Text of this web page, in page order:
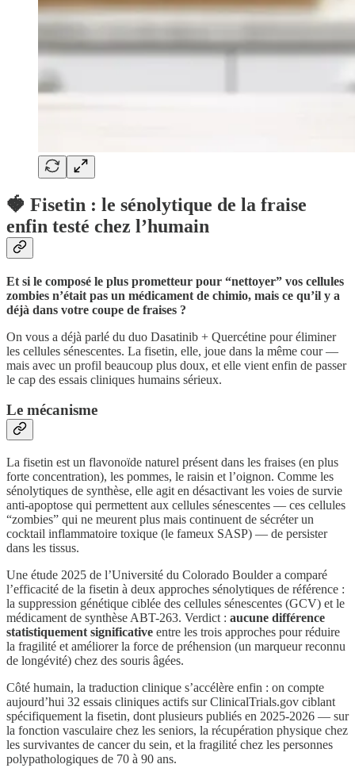
🍓 Fisetin : le sénolytique de la fraise
enfin testé chez l’humain
Et si le composé le plus prometteur pour “nettoyer” vos cellules
zombies n’était pas un médicament de chimio, mais ce qu’il y a
déjà dans votre coupe de fraises ?
On vous a déjà parlé du duo Dasatinib + Quercétine pour éliminer
les cellules sénescentes. La fisetin, elle, joue dans la même cour —
mais avec un profil beaucoup plus doux, et elle vient enfin de passer
le cap des essais cliniques humains sérieux.
Le mécanisme
La fisetin est un flavonoïde naturel présent dans les fraises (en plus
forte concentration), les pommes, le raisin et l’oignon. Comme les
sénolytiques de synthèse, elle agit en désactivant les voies de survie
anti-apoptose qui permettent aux cellules sénescentes — ces cellules
“zombies” qui ne meurent plus mais continuent de sécréter un
cocktail inflammatoire toxique (le fameux SASP) — de persister
dans les tissus.
Une étude 2025 de l’Université du Colorado Boulder a comparé
l’efficacité de la fisetin à deux approches sénolytiques de référence :
la suppression génétique ciblée des cellules sénescentes (GCV) et le
médicament de synthèse ABT-263. Verdict : aucune différence
statistiquement significative entre les trois approches pour réduire
la fragilité et améliorer la force de préhension (un marqueur reconnu
de longévité) chez des souris âgées.
Côté humain, la traduction clinique s’accélère enfin : on compte
aujourd’hui 32 essais cliniques actifs sur ClinicalTrials.gov ciblant
spécifiquement la fisetin, dont plusieurs publiés en 2025-2026 — sur
la fonction vasculaire chez les seniors, la récupération physique chez
les survivantes de cancer du sein, et la fragilité chez les personnes
polypathologiques de 70 à 90 ans.